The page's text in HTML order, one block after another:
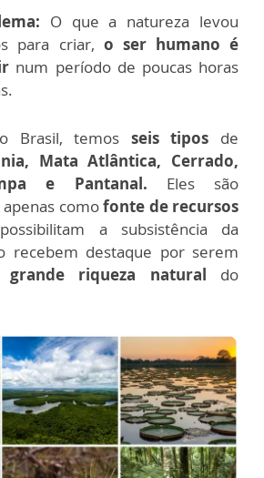
O que a natureza levou
para criar, o ser humano é
num período de poucas horas
Brasil, temos seis tipos de
Mata Atlântica, Cerrado,
e Pantanal. Eles são
comofonte de recursos
a subsistência da
recebem destaque por serem
grande riqueza natural do